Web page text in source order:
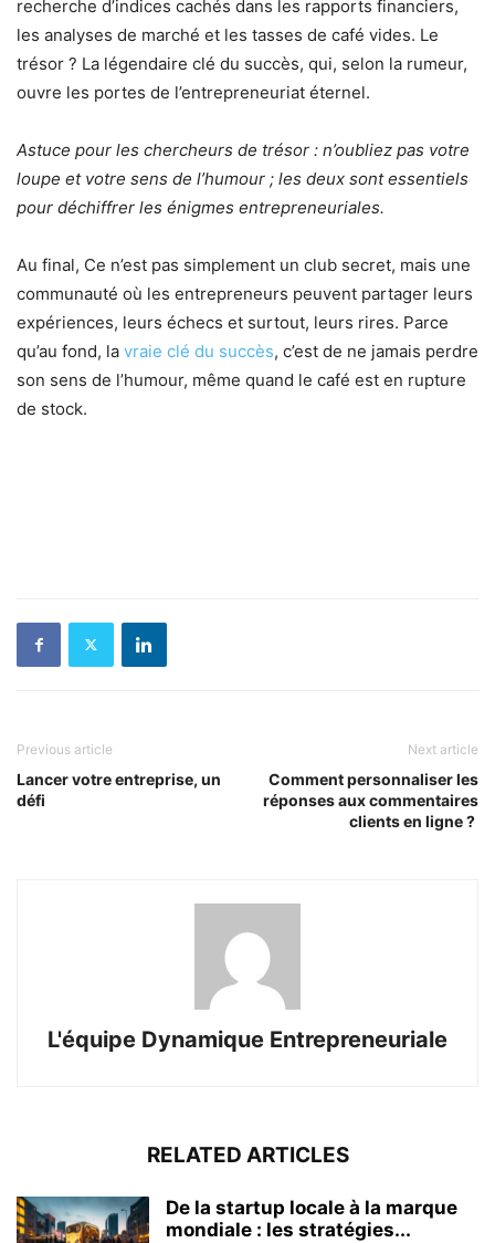
recherche d’indices cachés dans les rapports financiers,
les analyses de marché et les tasses de café vides. Le
trésor ? La légendaire clé du succès, qui, selon la rumeur,
ouvre les portes de l’entrepreneuriat éternel.
Astuce pour les chercheurs de trésor : n’oubliez pas votre
loupe et votre sens de l’humour ; les deux sont essentiels
pour déchiffrer les énigmes entrepreneuriales.
Au final, Ce n’est pas simplement un club secret, mais une
communauté où les entrepreneurs peuvent partager leurs
expériences, leurs échecs et surtout, leurs rires. Parce
qu’au fond, la vraie clé du succès, c’est de ne jamais perdre
son sens de l’humour, même quand le café est en rupture
de stock.
Previous article
Lancer votre entreprise, un
défi
Next article
Comment personnaliser les
réponses aux commentaires
clients en ligne ?
L'équipe Dynamique Entrepreneuriale
RELATED ARTICLES
De la startup locale à la marque
mondiale : les stratégies...